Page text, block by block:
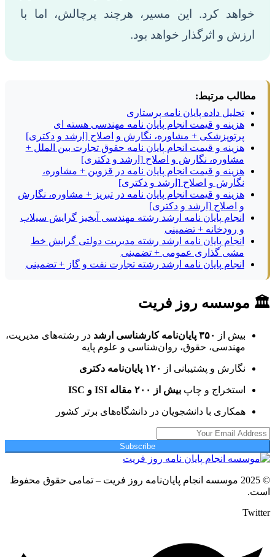
خواهد کرد. این مسیر، هرچند پرچالش، اما با
ارزش و اثرگذار خواهد بود.
مطالب مرتبط:
تحلیل داده پایان نامه پرستاری
هزینه و قیمت انجام پایان نامه مهندسی هسته ای
پرتوپزشکی + مشاوره، نگارش و اصلاح [ارشد و دکتری]
هزینه و قیمت انجام پایان نامه حقوق تجارت بین الملل +
مشاوره، نگارش و اصلاح [ارشد و دکتری]
هزینه و قیمت انجام پایان نامه در قزوین + مشاوره،
نگارش و اصلاح [ارشد و دکتری]
هزینه و قیمت انجام پایان نامه در تبریز + مشاوره، نگارش
و اصلاح [ارشد و دکتری]
انجام پایان نامه ارشد رشته مهندسی آبخیز گرایش سیلاب
و رودخانه + تضمینی
انجام پایان نامه ارشد رشته مدیریت دولتی گرایش خط
مشی گذاری عمومی + تضمینی
انجام پایان نامه ارشد رشته تجارت نفت و گاز + تضمینی
🏛 موسسه روز فریت
بیش از ۳۵۰ پایان‌نامه کارشناسی ارشد
در رشته‌های مدیریت،
مهندسی، حقوق، روان‌شناسی و علوم پایه
نگارش و پشتیبانی از ۱۲۰ پایان‌نامه دکتری
استخراج و چاپ بیش از ۲۰۰ مقاله ISI و ISC
همکاری با دانشجویان در دانشگاه‌های برتر کشور
Subscribe
© 2025 موسسه انجام پایان‌نامه روز فریت – تمامی حقوق محفوظ
است.
Twitter